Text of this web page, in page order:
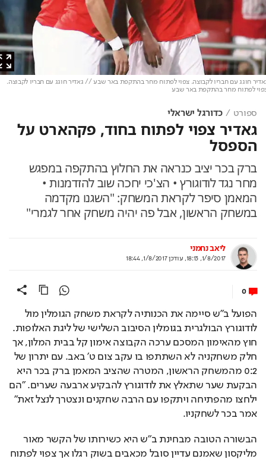
חוגג עם חבריו לקבוצה. צפוי לפתוח מחר בהתקפת באר שבע // גאדיר חוגג עם חבריו לקבוצה.
לפתוח מחר בהתקפת באר שבע
ספורט כדורגל ישראלי
גאדיר צפוי לפתוח בחוד, פקהארט על
הספסל
ברק בכר יציב כנראה את החלוץ בהתקפה במפגש
מחר נגד לודוגורץ • הצ'כי יחכה שוב להזדמנות •
המאמן סיפר לקראת המשחק: "השגנו מקדמה
במשחק הראשון, אבל פה יהיה משחק אחר לגמרי"
ליאב נחמני
1/8/2017, 18:13
,עודכן1/8/2017, 18:44
0
הפועל ב"ש סיימה את הכנותיה לקראת משחק הגומלין מול
לודוגורץ הבולגרית בגומלין הסיבוב השלישי של ליגת האלופות.
חוץ מהאימון המסכם ערכה הקבוצה אימון קל בבית המלון, אך
חלק משחקניה לא השתתפו בו עקב צום ט' באב. עם יתרון של
0:2 מהמשחק הראשון, המטרה שהציב המאמן ברק בכר היא
הבקעת שער שתאלץ את לודוגורץ להבקיע ארבעה שערים. "הם
ילחצו מהפתיחה ויתקפו עם הרבה שחקנים ונצטרך לנצל זאת"
אמר בכר לשחקניו.
הבשורה הטובה מבחינת ב"ש היא כשירותו של הקשר מאור
מליקסון שאמנם עדיין סובל מכאבים בשוק רגלו אך צפוי לפתוח